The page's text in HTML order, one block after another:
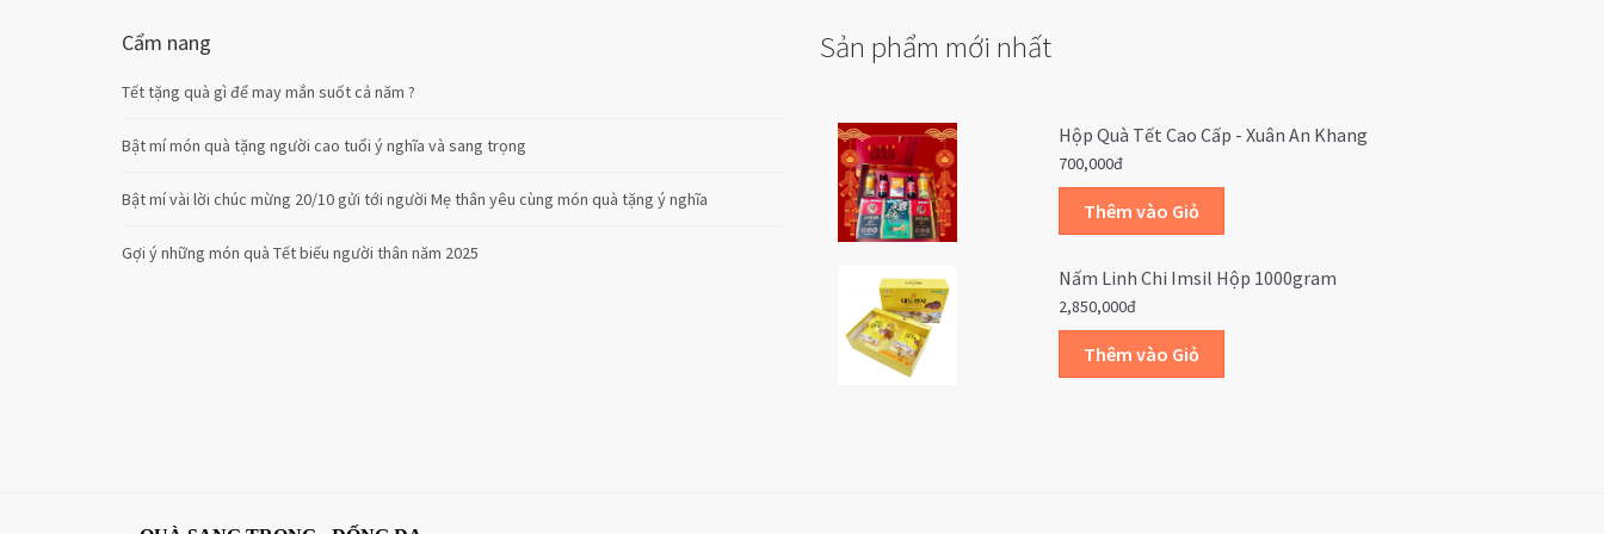
Cẩm nang
Tết tặng quà gì để may mắn suốt cả năm ?
Bật mí món quà tặng người cao tuổi ý nghĩa và sang trọng
Bật mí vài lời chúc mừng 20/10 gửi tới người Mẹ thân yêu cùng món quà tặng ý nghĩa
Gợi ý những món quà Tết biếu người thân năm 2025
Sản phẩm mới nhất
Hộp Quà Tết Cao Cấp - Xuân An Khang
700,000đ
Nấm Linh Chi Imsil Hộp 1000gram
2,850,000đ